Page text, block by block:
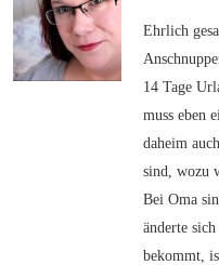
Ehrlich
14 Tage
muss eben
daheim
sind, wozu
Bei Oma
änderte
bekommt,